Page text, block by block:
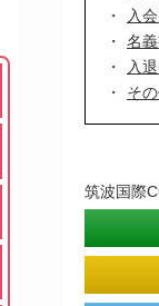
入
名
入
そ
筑波国際